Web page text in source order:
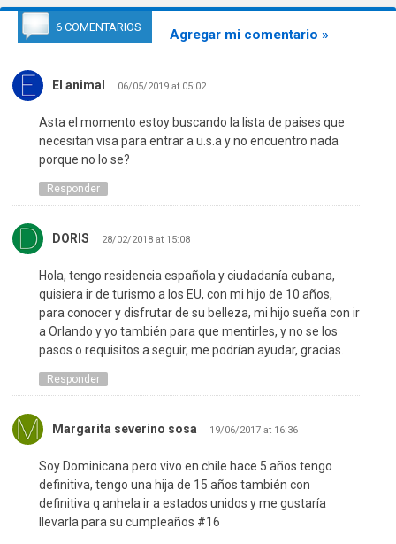
6 COMENTARIOS Agregar mi comentario »
El animal 06/05/2019 at 05:02
Asta el momento estoy buscando la lista de paises que
necesitan visa para entrar a u.s.a y no encuentro nada
porque no lo se?
Responder
DORIS 28/02/2018 at 15:08
Hola, tengo residencia española y ciudadanía cubana,
quisiera ir de turismo a los EU, con mi hijo de 10 años,
para conocer y disfrutar de su belleza, mi hijo sueña con ir
a Orlando y yo también para que mentirles, y no se los
pasos o requisitos a seguir, me podrían ayudar, gracias.
Responder
Margarita severino sosa 19/06/2017 at 16:36
Soy Dominicana pero vivo en chile hace 5 años tengo
definitiva, tengo una hija de 15 años también con
definitiva q anhela ir a estados unidos y me gustaría
llevarla para su cumpleaños #16